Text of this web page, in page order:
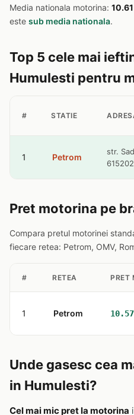
Media nationala motorina: 10.61
este sub media nationala.
Top 5 cele mai
Humulesti pentru
# STATIE
1 Petrom
str.
615202
Pret motorina pe
Compara pretul motorinei
fiecare retea: Petrom, OMV,
# RETEA PRET
1 Petrom
Unde gasesc cea
in Humulesti?
Cel mai mic pret la motorina